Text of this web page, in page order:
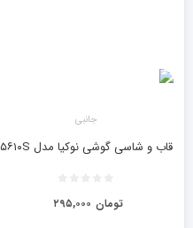
جانبی
قاب و شاسی گوشی نوکیا مدل ۵۶۱۰S
۲۹۵,۰۰۰ تومان